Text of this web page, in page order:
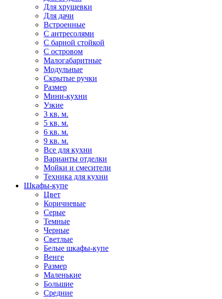
Для хрущевки
Для дачи
Встроенные
С антресолями
С барной стойкой
С островом
Малогабаритные
Модульные
Скрытые ручки
Размер
Мини-кухни
Узкие
3 кв. м.
5 кв. м.
6 кв. м.
9 кв. м.
Все для кухни
Варианты отделки
Мойки и смесители
Техника для кухни
Шкафы-купе
Цвет
Коричневые
Серые
Темные
Черные
Светлые
Белые шкафы-купе
Венге
Размер
Маленькие
Большие
Средние